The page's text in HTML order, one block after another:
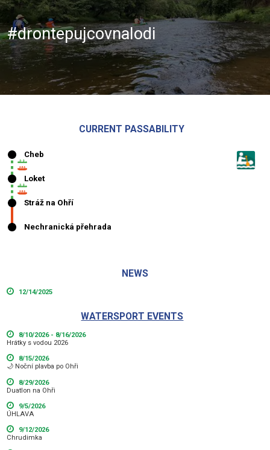
#drontepujcovnalodi
CURRENT PASSABILITY
NEWS
12/14/2025
WATERSPORT EVENTS
8/10/2026 - 8/16/2026
Hrátky s vodou 2026
8/15/2026
🌙 Noční plavba po Ohři
8/29/2026
Duatlon na Ohři
9/5/2026
ÚHLAVA
9/12/2026
Chrudimka